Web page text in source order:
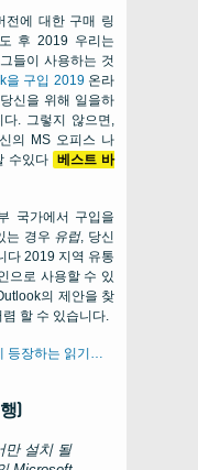
전에 대한 구매 링
후 2019 우리는
들이 사용하는 것
을 구입 2019온라
신을 위해 일을하
. 그렇지 않으면,
의 MS 오피스 나
수있다 베스트 바
국가에서 구입을
는 경우 유럽, 당신
다 2019 지역 유통
으로 사용할 수 있
의 제안을 찾
할 수 있습니다.
등장하는 읽기…
)
만 설치 될